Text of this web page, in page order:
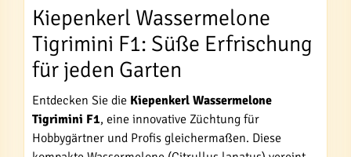
Kiepenkerl Wassermelone
Tigrimini F1: Süße Erfrischung
für jeden Garten
Entdecken Sie die Kiepenkerl Wassermelone
Tigrimini F1, eine innovative Züchtung für
Hobbygärtner und Profis gleichermaßen. Diese